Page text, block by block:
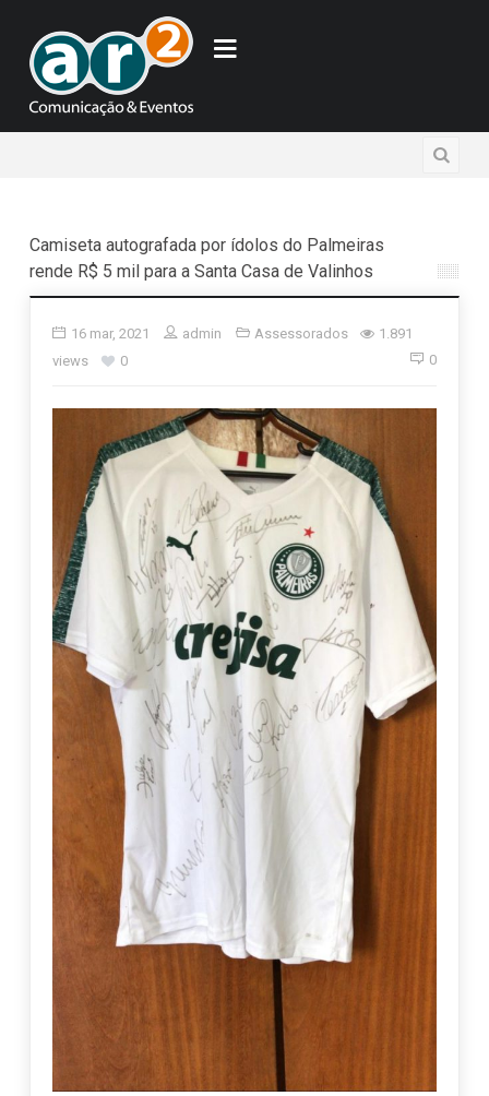
Camiseta autografada por ídolos do Palmeiras
rende R$ 5 mil para a Santa Casa de Valinhos
16 mar, 2021 admin Assessorados
1.891
views
0 0